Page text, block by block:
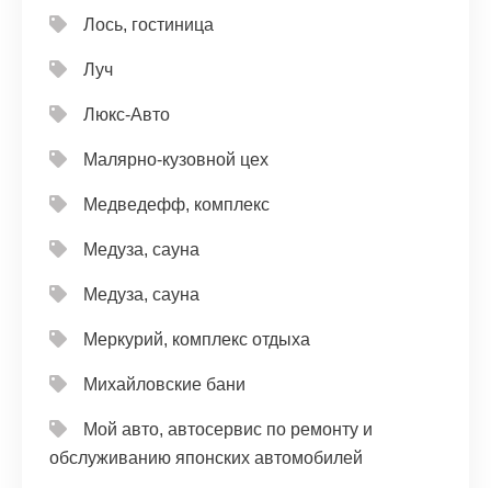
Лось, гостиница
Луч
Люкс-Авто
Малярно-кузовной цех
Медведефф, комплекс
Медуза, сауна
Медуза, сауна
Меркурий, комплекс отдыха
Михайловские бани
Мой авто, автосервис по ремонту и
обслуживанию японских автомобилей